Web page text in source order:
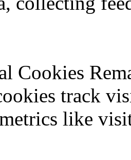
Cookies
track
like